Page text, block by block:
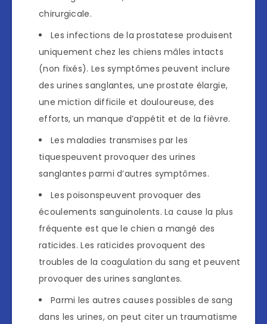
chirurgicale.
Les infections de la prostatese produisent
uniquement chez les chiens mâles intacts
(non fixés). Les symptômes peuvent inclure
des urines sanglantes, une prostate élargie,
une miction difficile et douloureuse, des
efforts, un manque d’appétit et de la fièvre.
Les maladies transmises par les
tiquespeuvent provoquer des urines
sanglantes parmi d’autres symptômes.
Les poisonspeuvent provoquer des
écoulements sanguinolents. La cause la plus
fréquente est que le chien a mangé des
raticides. Les raticides provoquent des
troubles de la coagulation du sang et peuvent
provoquer des urines sanglantes.
Parmi les autres causes possibles de sang
dans les urines, on peut citer un traumatisme